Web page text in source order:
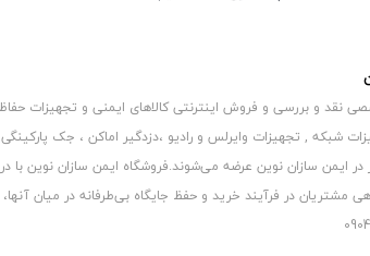
نقد و بررسی و فروش اینترنتی کالاهای ایمنی و تجهیزات
شبکه , تجهیزات وایرلس و رادیو ،دزدگیر اماکن ، جک
سازان نوین عرضه می‏‏‏‌شوند.فروشگاه ایمن سازان نوین با در
مشتریان در فرآیند خرید و حفظ جایگاه بی‏‏‏‌طرفانه در میان